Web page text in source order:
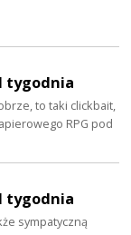
tygodnia
to taki clickbait,
RPG pod
tygodnia
sympatyczną